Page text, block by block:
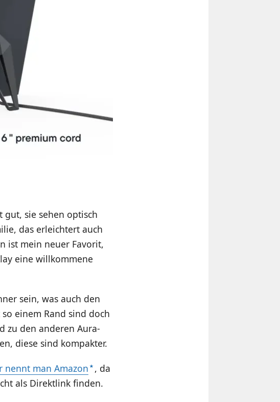
gut, sie sehen optisch
das erleichtert auch
ist mein neuer Favorit,
eine willkommene
sein, was auch den
einem Rand sind doch
zu den anderen Aura-
diese sind kompakter.
nennt man Amazon , da
als Direktlink finden.